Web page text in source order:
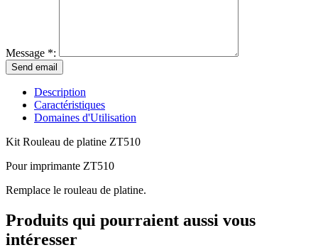
Message *:
Description
Caractéristiques
Domaines d'Utilisation
Kit Rouleau de platine ZT510
Pour imprimante ZT510
Remplace le rouleau de platine.
Produits qui pourraient aussi vous
intéresser